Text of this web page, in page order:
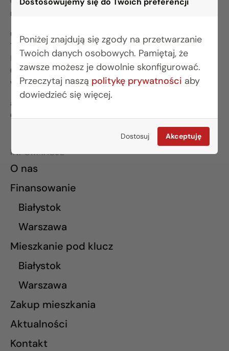
Poniżej znajdują się zgody na przetwarzanie
Twoich danych osobowych. Pamiętaj, że
zawsze możesz je dowolnie skonfigurować.
Przeczytaj naszą politykę prywatności aby
dowiedzieć się więcej.
Dostosuj Akceptuję
mieszkania@rogowskidevelopment.pl
ul. Legionowa 28 lok. 202
15-281 Białystok
BIURO WARSZAWA
(22) 642 03 55
warszawa@rogowskidevelopment.pl
al. Wilanowska 67E lok. U5
02-765 Warszawa
INFORMACJE
O nas
Finansowanie
Białystok
Warszawa
Mieszkanie pod klucz
Białystok
Warszawa
Zakup mieszkania
Aktualności
Kontakt